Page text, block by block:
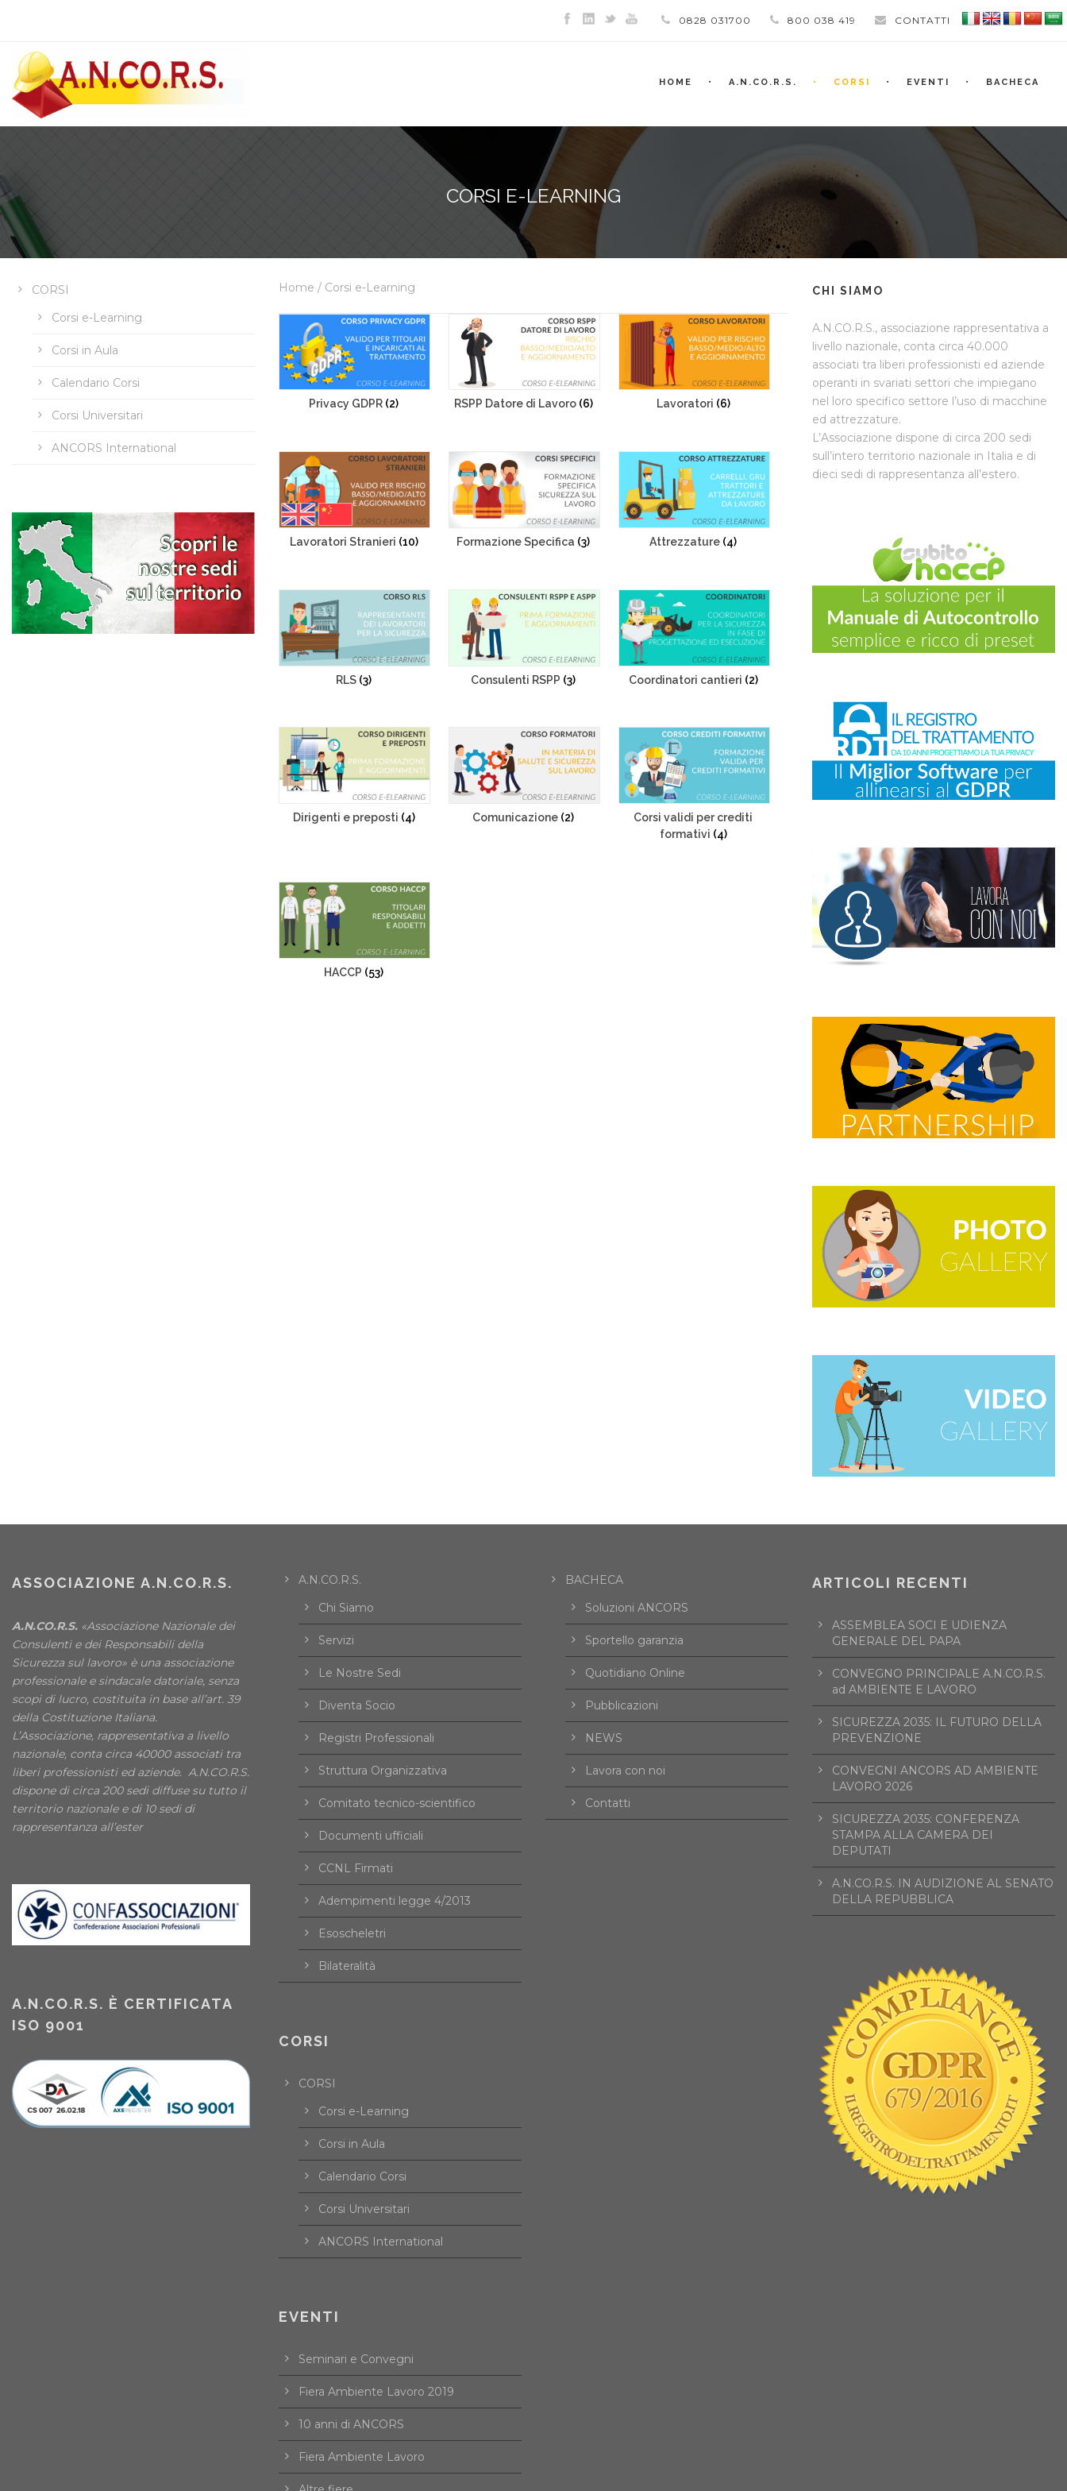
0828 031700 800 038 419 CONTATTI
HOME A.N.CO.R.S. CORSI EVENTI BACHECA
CORSI E-LEARNING
Home / Corsi e-Learning
Privacy GDPR (2) RSPP Datore di Lavoro (6) Lavoratori (6)
Lavoratori Stranieri (10) Formazione Specifica (3) Attrezzature (4)
RLS (3) Consulenti RSPP (3) Coordinatori cantieri (2)
Dirigenti e preposti (4) Comunicazione (2)
Corsi validi per crediti
formativi (4)
HACCP (53)
CORSI
Corsi e-Learning
Corsi in Aula
Calendario Corsi
Corsi Universitari
ANCORS International
CHI SIAMO
A.N.CO.R.S., associazione rappresentativa a
livello nazionale, conta circa 40.000
associati tra liberi professionisti ed aziende
operanti in svariati settori che impiegano
nel loro specifico settore l’uso di macchine
ed attrezzature.
L’Associazione dispone di circa 200 sedi
sull’intero territorio nazionale in Italia e di
dieci sedi di rappresentanza all’estero.
ASSOCIAZIONE A.N.CO.R.S.
A.N.CO.R.S. «Associazione Nazionale dei
Consulenti e dei Responsabili della
Sicurezza sul lavoro» è una associazione
professionale e sindacale datoriale, senza
scopi di lucro, costituita in base all’art. 39
della Costituzione Italiana.
L’Associazione, rappresentativa a livello
nazionale, conta circa 40000 associati tra
liberi professionisti ed aziende. A.N.CO.R.S.
dispone di circa 200 sedi diffuse su tutto il
territorio nazionale e di 10 sedi di
rappresentanza all’ester
A.N.CO.R.S. È CERTIFICATA
ISO 9001
A.N.CO.R.S.
Chi Siamo
Servizi
Le Nostre Sedi
Diventa Socio
Registri Professionali
Struttura Organizzativa
Comitato tecnico-scientifico
Documenti ufficiali
CCNL Firmati
Adempimenti legge 4/2013
Esoscheletri
Bilateralità
CORSI
CORSI
Corsi e-Learning
Corsi in Aula
Calendario Corsi
Corsi Universitari
ANCORS International
EVENTI
Seminari e Convegni
Fiera Ambiente Lavoro 2019
10 anni di ANCORS
Fiera Ambiente Lavoro
BACHECA
Soluzioni ANCORS
Sportello garanzia
Quotidiano Online
Pubblicazioni
NEWS
Lavora con noi
Contatti
ARTICOLI RECENTI
ASSEMBLEA SOCI E UDIENZA
GENERALE DEL PAPA
CONVEGNO PRINCIPALE A.N.CO.R.S.
ad AMBIENTE E LAVORO
SICUREZZA 2035: IL FUTURO DELLA
PREVENZIONE
CONVEGNI ANCORS AD AMBIENTE
LAVORO 2026
SICUREZZA 2035: CONFERENZA
STAMPA ALLA CAMERA DEI
DEPUTATI
A.N.CO.R.S. IN AUDIZIONE AL SENATO
DELLA REPUBBLICA